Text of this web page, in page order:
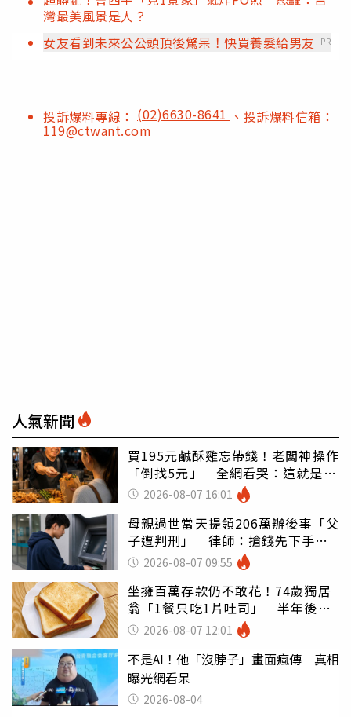
灣最美風景是人？
女友看到未來公公頭頂後驚呆！快買養髮給男友
PR
投訴爆料專線： (02)6630-8641 、投訴爆料信箱：
119@ctwant.com
人氣新聞
買195元鹹酥雞忘帶錢！老闆神操作
「倒找5元」 全網看哭：這就是台
灣 2026-08-07 16:01
母親過世當天提領206萬辦後事「父
子遭判刑」 律師：搶錢先下手是
罪 2026-08-07 09:55
坐擁百萬存款仍不敢花！74歲獨居
翁「1餐只吃1片吐司」 半年後暴
瘦嚇壞女兒
2026-08-07 12:01
不是AI！他「沒脖子」畫面瘋傳 真相
曝光網看呆
2026-08-04